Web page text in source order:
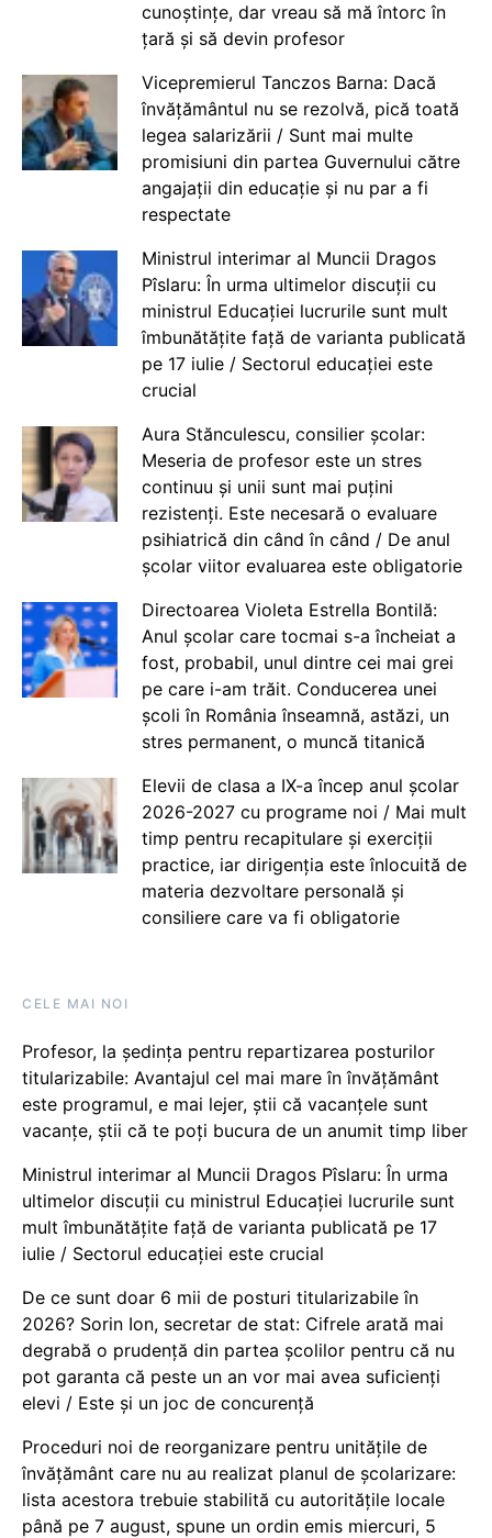
cunoștințe, dar vreau să mă întorc în
țară și să devin profesor
Vicepremierul Tanczos Barna: Dacă
învățământul nu se rezolvă, pică toată
legea salarizării / Sunt mai multe
promisiuni din partea Guvernului către
angajații din educație și nu par a fi
respectate
Ministrul interimar al Muncii Dragos
Pîslaru: În urma ultimelor discuții cu
ministrul Educației lucrurile sunt mult
îmbunătățite față de varianta publicată
pe 17 iulie / Sectorul educației este
crucial
Aura Stănculescu, consilier școlar:
Meseria de profesor este un stres
continuu și unii sunt mai puțini
rezistenți. Este necesară o evaluare
psihiatrică din când în când / De anul
școlar viitor evaluarea este obligatorie
Directoarea Violeta Estrella Bontilă:
Anul școlar care tocmai s-a încheiat a
fost, probabil, unul dintre cei mai grei
pe care i-am trăit. Conducerea unei
școli în România înseamnă, astăzi, un
stres permanent, o muncă titanică
Elevii de clasa a IX-a încep anul școlar
2026-2027 cu programe noi / Mai mult
timp pentru recapitulare și exerciții
practice, iar dirigenția este înlocuită de
materia dezvoltare personală și
consiliere care va fi obligatorie
CELE MAI NOI
Profesor, la ședința pentru repartizarea posturilor
titularizabile: Avantajul cel mai mare în învățământ
este programul, e mai lejer, știi că vacanțele sunt
vacanţe, știi că te poți bucura de un anumit timp liber
Ministrul interimar al Muncii Dragos Pîslaru: În urma
ultimelor discuții cu ministrul Educației lucrurile sunt
mult îmbunătățite față de varianta publicată pe 17
iulie / Sectorul educației este crucial
De ce sunt doar 6 mii de posturi titularizabile în
2026? Sorin Ion, secretar de stat: Cifrele arată mai
degrabă o prudență din partea școlilor pentru că nu
pot garanta că peste un an vor mai avea suficienți
elevi / Este și un joc de concurență
Proceduri noi de reorganizare pentru unitățile de
învățământ care nu au realizat planul de școlarizare:
lista acestora trebuie stabilită cu autoritățile locale
până pe 7 august, spune un ordin emis miercuri, 5